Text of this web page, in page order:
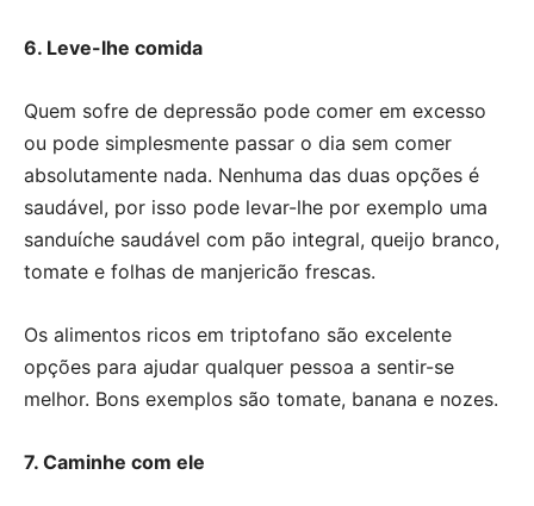
6. Leve-lhe comida
Quem sofre de depressão pode comer em excesso
ou pode simplesmente passar o dia sem comer
absolutamente nada. Nenhuma das duas opções é
saudável, por isso pode levar-lhe por exemplo uma
sanduíche saudável com pão integral, queijo branco,
tomate e folhas de manjericão frescas.
Os alimentos ricos em triptofano são excelente
opções para ajudar qualquer pessoa a sentir-se
melhor. Bons exemplos são tomate, banana e nozes.
7. Caminhe com ele